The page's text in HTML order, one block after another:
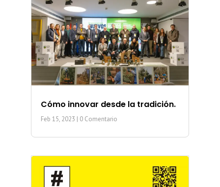
Cómo innovar desde la tradición.
Feb 15, 2023 | 0 Comentario